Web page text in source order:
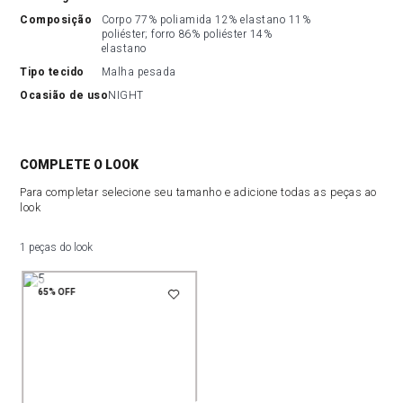
composição
Corpo 77% poliamida 12% elastano 11%
poliéster; forro 86% poliéster 14%
elastano
tipo tecido
Malha pesada
ocasião de usoNIGHT
COMPLETE O LOOK
Para completar selecione seu tamanho e adicione todas as peças ao
look
1 peças do look
65%OFF